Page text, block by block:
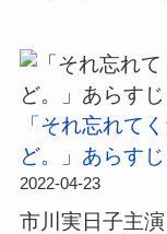
「それ忘れて
ど。」あらす
2022-04-23
市川実日子主